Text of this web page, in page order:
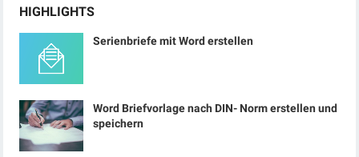
HIGHLIGHTS
Serienbriefe mit Word erstellen
Word Briefvorlage nach DIN- Norm erstellen und
speichern